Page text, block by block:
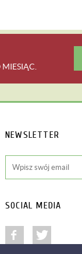
MIESIĄC.
NEWSLETTER
SOCIAL MEDIA